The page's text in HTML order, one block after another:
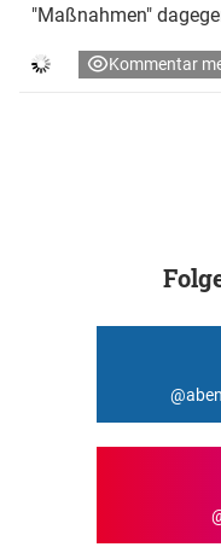
"Maßnahmen"
Kommentar